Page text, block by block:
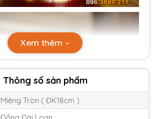
Thông số sản phẩm
Miệng Tròn ( ĐK18cm )
Xem thêm